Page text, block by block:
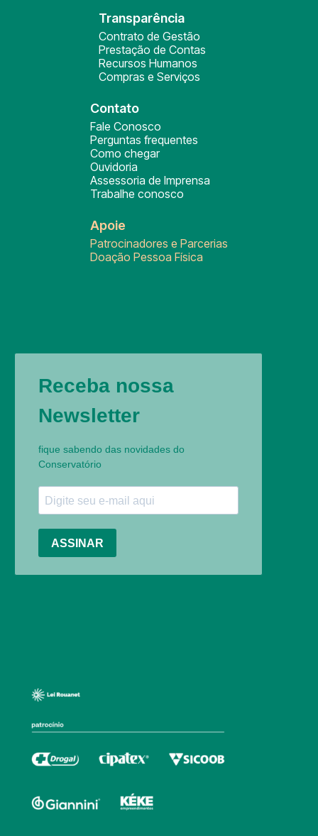
Transparência
Contrato de Gestão
Prestação de Contas
Recursos Humanos
Compras e Serviços
Contato
Fale Conosco
Perguntas frequentes
Como chegar
Ouvidoria
Assessoria de Imprensa
Trabalhe conosco
Apoie
Patrocinadores e Parcerias
Doação Pessoa Física